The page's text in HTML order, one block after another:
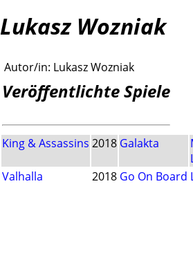
Lukasz Wozniak
Autor/in: Lukasz Wozniak
Veröffentlichte Spiele
King & Assassins 2018 Galakta
Valhalla
2018 Go On Board